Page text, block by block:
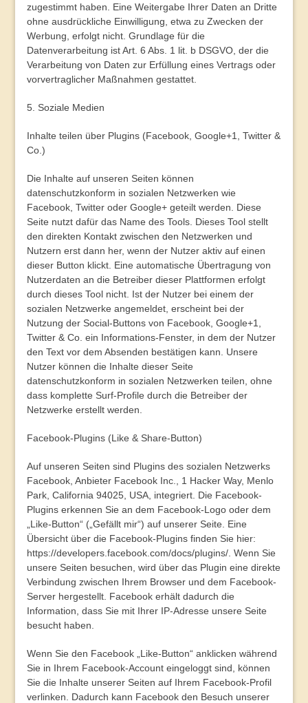
zugestimmt haben. Eine Weitergabe Ihrer Daten an Dritte
ohne ausdrückliche Einwilligung, etwa zu Zwecken der
Werbung, erfolgt nicht. Grundlage für die
Datenverarbeitung ist Art. 6 Abs. 1 lit. b DSGVO, der die
Verarbeitung von Daten zur Erfüllung eines Vertrags oder
vorvertraglicher Maßnahmen gestattet.
5. Soziale Medien
Inhalte teilen über Plugins (Facebook, Google+1, Twitter &
Co.)
Die Inhalte auf unseren Seiten können
datenschutzkonform in sozialen Netzwerken wie
Facebook, Twitter oder Google+ geteilt werden. Diese
Seite nutzt dafür das Name des Tools. Dieses Tool stellt
den direkten Kontakt zwischen den Netzwerken und
Nutzern erst dann her, wenn der Nutzer aktiv auf einen
dieser Button klickt. Eine automatische Übertragung von
Nutzerdaten an die Betreiber dieser Plattformen erfolgt
durch dieses Tool nicht. Ist der Nutzer bei einem der
sozialen Netzwerke angemeldet, erscheint bei der
Nutzung der Social-Buttons von Facebook, Google+1,
Twitter & Co. ein Informations-Fenster, in dem der Nutzer
den Text vor dem Absenden bestätigen kann. Unsere
Nutzer können die Inhalte dieser Seite
datenschutzkonform in sozialen Netzwerken teilen, ohne
dass komplette Surf-Profile durch die Betreiber der
Netzwerke erstellt werden.
Facebook-Plugins (Like & Share-Button)
Auf unseren Seiten sind Plugins des sozialen Netzwerks
Facebook, Anbieter Facebook Inc., 1 Hacker Way, Menlo
Park, California 94025, USA, integriert. Die Facebook-
Plugins erkennen Sie an dem Facebook-Logo oder dem
„Like-Button“ („Gefällt mir“) auf unserer Seite. Eine
Übersicht über die Facebook-Plugins finden Sie hier:
https://developers.facebook.com/docs/plugins/. Wenn Sie
unsere Seiten besuchen, wird über das Plugin eine direkte
Verbindung zwischen Ihrem Browser und dem Facebook-
Server hergestellt. Facebook erhält dadurch die
Information, dass Sie mit Ihrer IP-Adresse unsere Seite
besucht haben.
Wenn Sie den Facebook „Like-Button“ anklicken während
Sie in Ihrem Facebook-Account eingeloggt sind, können
Sie die Inhalte unserer Seiten auf Ihrem Facebook-Profil
verlinken. Dadurch kann Facebook den Besuch unserer